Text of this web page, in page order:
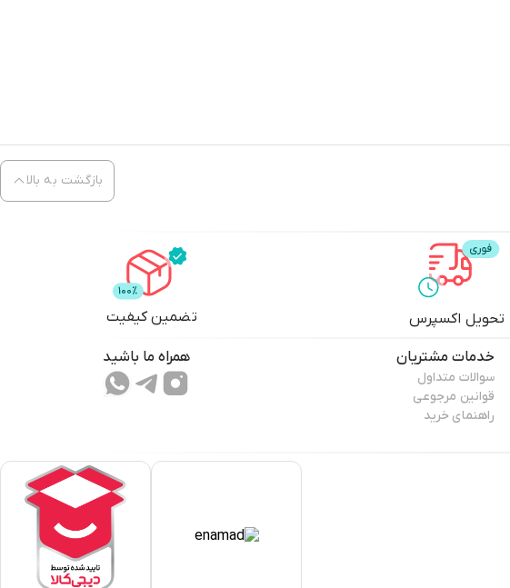
بازگشت به بالا
تحویل اکسپرس تضمین کیفیت
خدمات مشتریان
سوالات متداول
قوانین مرجوعی
راهنمای خرید
همراه ما باشید